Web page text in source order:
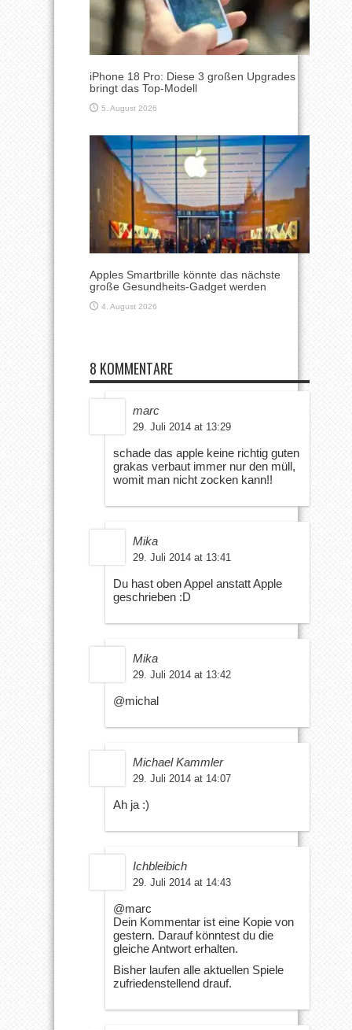
iPhone 18 Pro: Diese 3 großen Upgrades
bringt das Top-Modell
5. August 2026
Apples Smartbrille könnte das nächste
große Gesundheits-Gadget werden
4. August 2026
8 KOMMENTARE
marc
29. Juli 2014 at 13:29
schade das apple keine richtig guten
grakas verbaut immer nur den müll,
womit man nicht zocken kann!!
Mika
29. Juli 2014 at 13:41
Du hast oben Appel anstatt Apple
geschrieben :D
Mika
29. Juli 2014 at 13:42
@michal
Michael Kammler
29. Juli 2014 at 14:07
Ah ja :)
Ichbleibich
29. Juli 2014 at 14:43
@marc
Dein Kommentar ist eine Kopie von
gestern. Darauf könntest du die
gleiche Antwort erhalten.
Bisher laufen alle aktuellen Spiele
zufriedenstellend drauf.